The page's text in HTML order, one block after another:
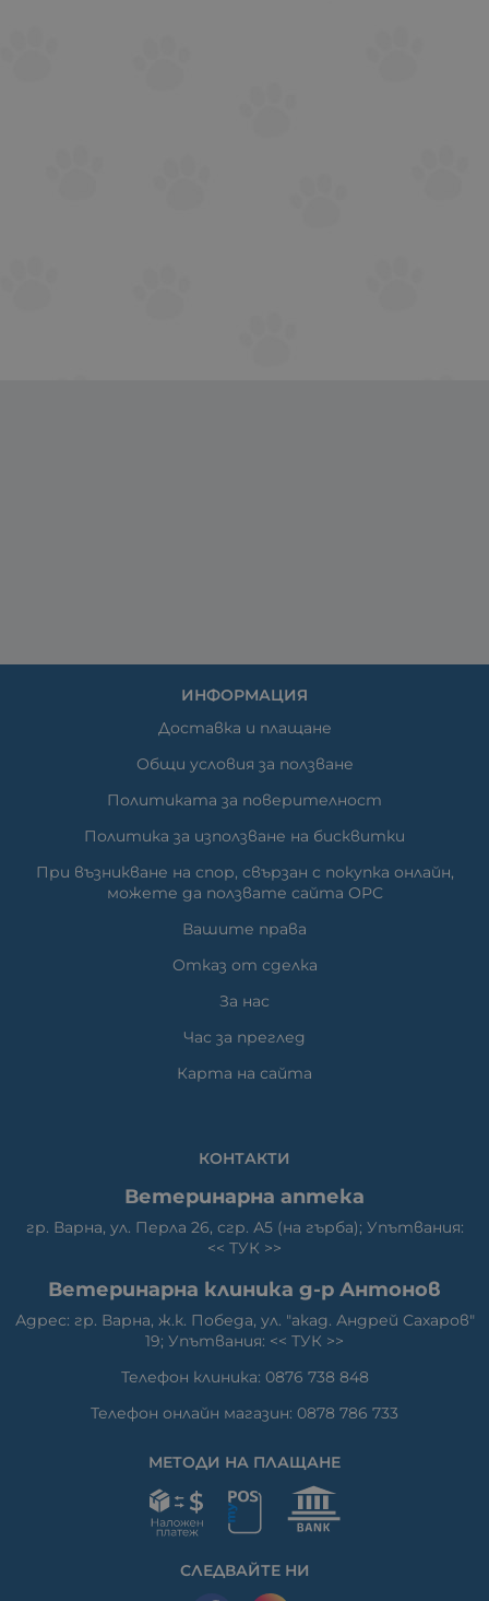
ИНФОРМАЦИЯ
Доставка и плащане
Общи условия за ползване
Политиката за поверителност
Политика за използване на бисквитки
При възникване на спор, свързан с покупка онлайн,
можете да ползвате сайта ОРС
Вашите права
Отказ от сделка
За нас
Час за преглед
Карта на сайта
КОНТАКТИ
Ветеринарна аптека
гр. Варна, ул. Перла 26, сгр. А5 (на гърба); Упътвания:
<< ТУК >>
Ветеринарна клиника д-р Антонов
Адрес: гр. Варна, ж.к. Победа, ул. "акад. Андрей Сахаров"
19; Упътвания: << ТУК >>
Телефон клиника: 0876 738 848
Телефон онлайн магазин: 0878 786 733
МЕТОДИ НА ПЛАЩАНЕ
СЛЕДВАЙТЕ НИ